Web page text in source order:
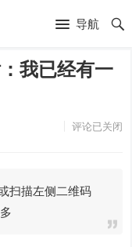
导航
我已经有一
评论已关闭
扫描左侧二维码